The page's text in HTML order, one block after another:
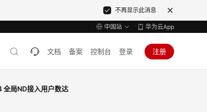
不再显示此消息
中国站 华为云App
文档 备案 控制台 登录 注册
局ND接入用户数达